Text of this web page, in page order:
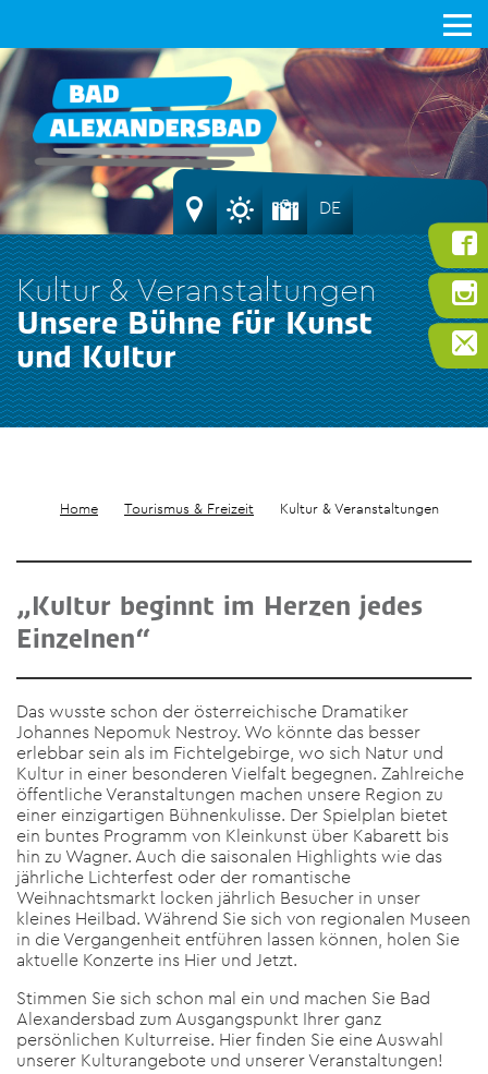
Kultur & Veranstaltungen
Unsere Bühne für Kunst
und Kultur
DE
Home Tourismus & Freizeit Kultur & Veranstaltungen
„Kultur beginnt im Herzen jedes
Einzelnen“
Das wusste schon der österreichische Dramatiker
Johannes Nepomuk Nestroy. Wo könnte das besser
erlebbar sein als im Fichtelgebirge, wo sich Natur und
Kultur in einer besonderen Vielfalt begegnen. Zahlreiche
öffentliche Veranstaltungen machen unsere Region zu
einer einzigartigen Bühnenkulisse. Der Spielplan bietet
ein buntes Programm von Kleinkunst über Kabarett bis
hin zu Wagner. Auch die saisonalen Highlights wie das
jährliche Lichterfest oder der romantische
Weihnachtsmarkt locken jährlich Besucher in unser
kleines Heilbad. Während Sie sich von regionalen Museen
in die Vergangenheit entführen lassen können, holen Sie
aktuelle Konzerte ins Hier und Jetzt.
Stimmen Sie sich schon mal ein und machen Sie Bad
Alexandersbad zum Ausgangspunkt Ihrer ganz
persönlichen Kulturreise. Hier finden Sie eine Auswahl
unserer Kulturangebote und unserer Veranstaltungen!